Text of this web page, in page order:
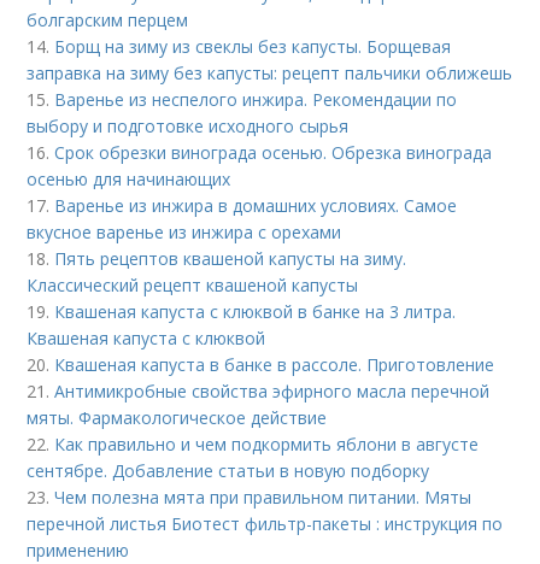
болгарским перцем
14. Борщ на зиму из свеклы без капусты. Борщевая
заправка на зиму без капусты: рецепт пальчики оближешь
15. Варенье из неспелого инжира. Рекомендации по
выбору и подготовке исходного сырья
16.Срок обрезки винограда осенью. Обрезка винограда
осенью для начинающих
17. Варенье из инжира в домашних условиях. Самое
вкусное варенье из инжира с орехами
18. Пять рецептов квашеной капусты на зиму.
Классический рецепт квашеной капусты
19. Квашеная капуста с клюквой в банке на 3 литра.
Квашеная капуста с клюквой
20. Квашеная капуста в банке в рассоле. Приготовление
21.Антимикробные свойства эфирного масла перечной
мяты. Фармакологическое действие
22. Как правильно и чем подкормить яблони в августе
сентябре. Добавление статьи в новую подборку
23.Чем полезна мята при правильном питании. Мяты
перечной листья Биотест фильтр-пакеты : инструкция по
применению